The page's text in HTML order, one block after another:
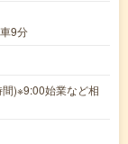
9分
)※9:00始業など相